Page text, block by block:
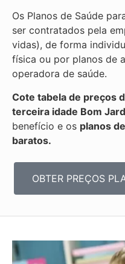
Os Planos de Saúde
ser contratados pela
vidas), de forma
física ou por planos de
operadora de saúde.
Cote tabela de preços
terceira idade Bom
benefício e os planos
baratos.
OBTER PREÇOS